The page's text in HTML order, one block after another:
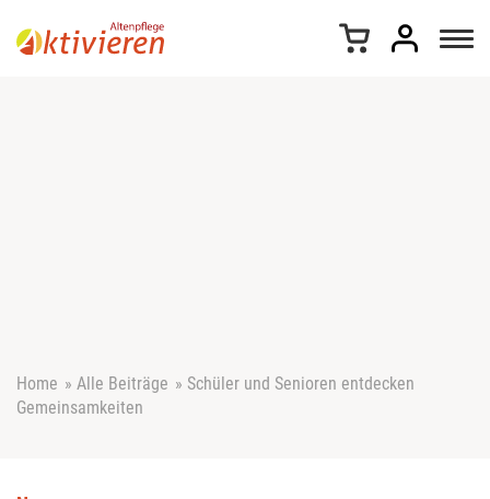
Home » Alle Beiträge » Schüler und Senioren entdecken
Gemeinsamkeiten